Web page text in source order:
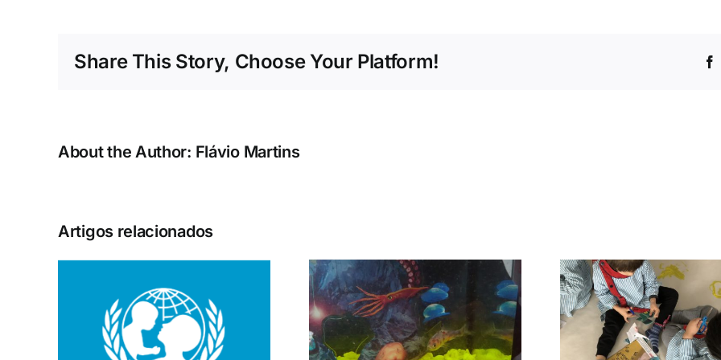
Share This Story, Choose Your Platform!
About the Author: Flávio Martins
Artigos relacionados
Os novos
Duas Girafas e
A Nossa